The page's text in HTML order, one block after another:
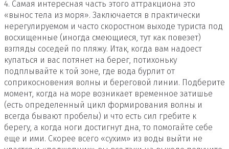
4. Самая интересная часть этого аттракциона это
«вынос тела из моря». Заключается в практически
нерегулируемом и часто скоростном выходе туриста под
восхищенные (иногда смеющиеся, тут как повезет)
взгляды соседей по пляжу. Итак, когда вам надоест
купаться и вас потянет на берег, потихоньку
подплывайте к той зоне, где вода бурлит от
соприкосновения волны и береговой линии. Подберите
момент, когда на море возникает временное затишье
(есть определенный цикл формирования волны и
всегда бывают пробелы) и что есть сил гребите к
берегу, а когда ноги достигнут дна, то помогайте себе
еще и ими. Скорее всего «сухим» из воды выйти не